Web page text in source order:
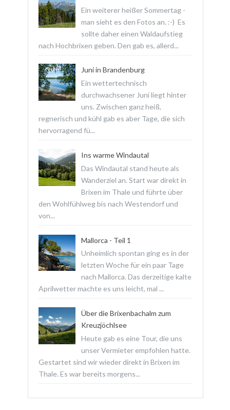
Ein weiterer heißer Sommertag -
man sieht es den Fotos an. :-) Es
sollte daher einen Waldaufstieg
nach Hochbrixen geben. Den gab es, allerd...
Juni in Brandenburg
Ein wettertechnisch
durchwachsener Juni liegt hinter
uns. Zwischen ganz heiß,
regnerisch und kühl gab es aber Tage, die sich
hervorragend fü...
Ins warme Windautal
Das Windautal stand heute als
Wanderziel an. Start war direkt in
Brixen im Thale und führte über
den Wohlfühlweg bis nach Westendorf und
von...
Mallorca - Teil 1
Unheimlich spontan ging es in der
letzten Woche für ein paar Tage
nach Mallorca. Das derzeitige kalte
Aprilwetter machte es uns leicht, mal ...
Über die Brixenbachalm zum
Kreuzjöchlsee
Heute gab es eine Tour, die uns
unser Vermieter empfohlen hatte.
Gestartet sind wir wieder direkt in Brixen im
Thale. Es war bereits morgens...